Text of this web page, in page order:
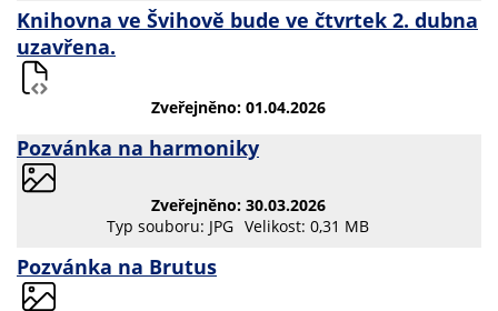
Knihovna ve Švihově bude ve čtvrtek 2. dubna
uzavřena.
Zveřejněno: 01.04.2026
Pozvánka na harmoniky
Zveřejněno: 30.03.2026
Typ souboru: JPG Velikost: 0,31 MB
Pozvánka na Brutus